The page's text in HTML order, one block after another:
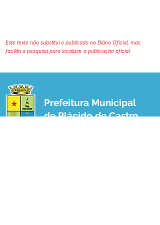
Este texto não substitui o publicado no Diário Oficial, mas
facilita a pesquisa para localizar a publicação oficial.
Prefeitura Municipal
de Plácido de Castro